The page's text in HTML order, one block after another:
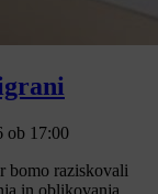
ob 17:00
bomo raziskovali